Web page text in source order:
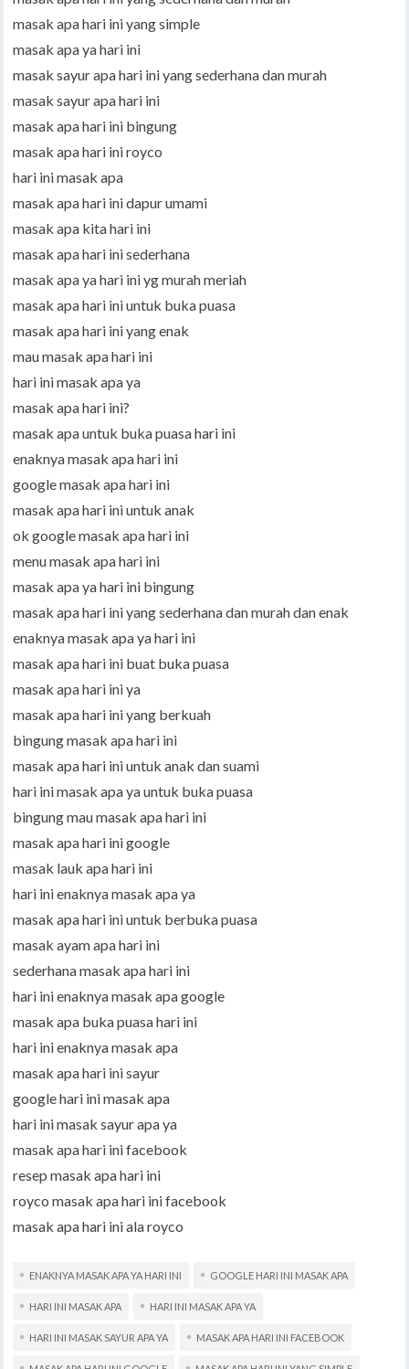
masak apa hari ini yang simple
masak apa ya hari ini
masak sayur apa hari ini yang sederhana dan murah
masak sayur apa hari ini
masak apa hari ini bingung
masak apa hari ini royco
hari ini masak apa
masak apa hari ini dapur umami
masak apa kita hari ini
masak apa hari ini sederhana
masak apa ya hari ini yg murah meriah
masak apa hari ini untuk buka puasa
masak apa hari ini yang enak
mau masak apa hari ini
hari ini masak apa ya
masak apa hari ini?
masak apa untuk buka puasa hari ini
enaknya masak apa hari ini
google masak apa hari ini
masak apa hari ini untuk anak
ok google masak apa hari ini
menu masak apa hari ini
masak apa ya hari ini bingung
masak apa hari ini yang sederhana dan murah dan enak
enaknya masak apa ya hari ini
masak apa hari ini buat buka puasa
masak apa hari ini ya
masak apa hari ini yang berkuah
bingung masak apa hari ini
masak apa hari ini untuk anak dan suami
hari ini masak apa ya untuk buka puasa
bingung mau masak apa hari ini
masak apa hari ini google
masak lauk apa hari ini
hari ini enaknya masak apa ya
masak apa hari ini untuk berbuka puasa
masak ayam apa hari ini
sederhana masak apa hari ini
hari ini enaknya masak apa google
masak apa buka puasa hari ini
hari ini enaknya masak apa
masak apa hari ini sayur
google hari ini masak apa
hari ini masak sayur apa ya
masak apa hari ini facebook
resep masak apa hari ini
royco masak apa hari ini facebook
masak apa hari ini ala royco
ENAKNYA MASAK APA YA HARI INI GOOGLE HARI INI MASAK APA
HARI INI MASAK APA HARI INI MASAK APA YA
HARI INI MASAK SAYUR APA YA MASAK APA HARI INI FACEBOOK